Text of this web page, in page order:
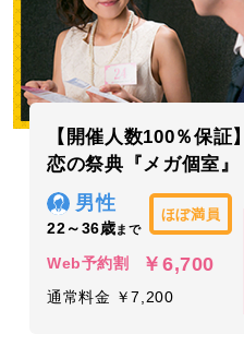
【開催人数100％保証
恋の祭典『メガ個室』
男性
22～36歳まで
ほぼ満員
Web予約割 ￥6,700
通常料金 ￥7,200